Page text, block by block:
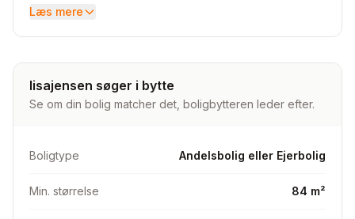
mulighed for at spørger om også at få altan)
- Offentlig transport: 5c og 350s tæt på
- mulighed for billig tv-pakke
De 3900 i husleje er inkl. aconto vand og varme.
+90 kvm
Læs mere
lisajensen søger i bytte
Se om din bolig matcher det, boligbytteren leder efter.
Boligtype Andelsbolig eller Ejerbolig
Min. størrelse 84 m²